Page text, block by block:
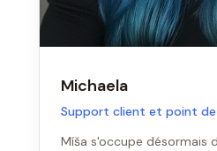
Michaela
Support client et point
Míša s'occupe désormais